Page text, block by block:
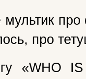
про
«WHO